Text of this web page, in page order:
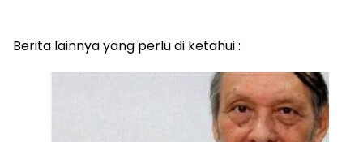
Berita lainnya yang perlu di ketahui :